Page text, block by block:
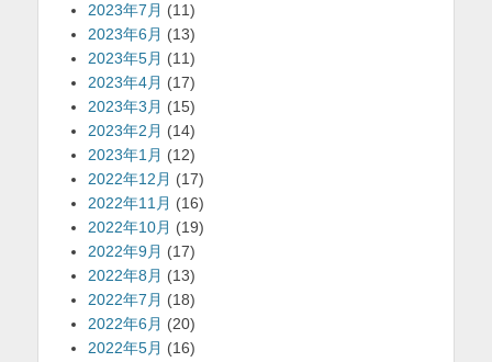
2023年7月 (11)
2023年6月 (13)
2023年5月 (11)
2023年4月 (17)
2023年3月 (15)
2023年2月 (14)
2023年1月 (12)
2022年12月 (17)
2022年11月 (16)
2022年10月 (19)
2022年9月 (17)
2022年8月 (13)
2022年7月 (18)
2022年6月 (20)
2022年5月 (16)